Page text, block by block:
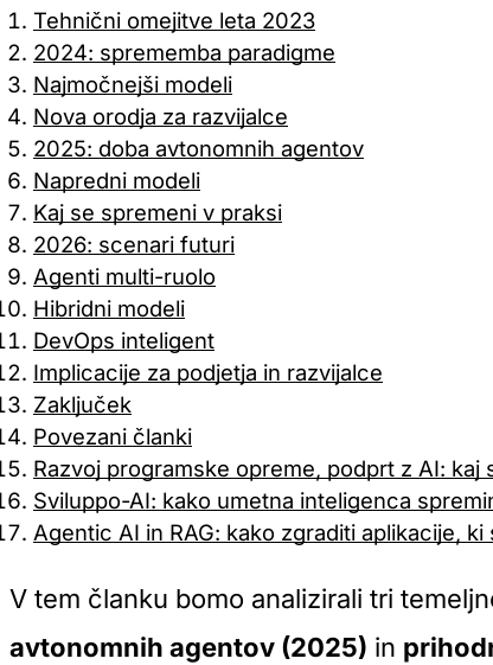
Tehnični omejitve leta 2023
2024: sprememba paradigme
Najmočnejši modeli
Nova orodja za razvijalce
2025: doba avtonomnih agentov
Napredni modeli
Kaj se spremeni v praksi
2026: scenari futuri
Agenti multi-ruolo
Hibridni modeli
DevOps inteligent
Implicacije za podjetja in razvijalce
Zaključek
Povezani članki
Razvoj programske opreme, podprt z AI:
Sviluppo-AI: kako umetna inteligenca
Agentic AI in RAG: kako zgraditi aplikacije,
V tem članku bomo analizirali tri
avtonomnih agentov (2025) in
obiskovalci premikajo po spletni strani.
Trženjski piškotki
Te piškotke lahko na naši spletni strani nastavijo
za izgradnjo profila vaših interesov in vam pokazati
Piškotki za nastavitve
Ti piškotki omogočajo spletni strani, da si zapomni
kateri se nahajate) in zagotavlja izboljšane, bolj
Shrani nastavitve Sprejmi vse Samo potrebne